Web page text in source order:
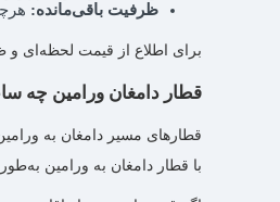
ظرفیت باقی‌مانده:
برای اطلاع از قیمت لحظه‌ای و
قطار دامغان ورامین چه
قطارهای مسیر دامغان به
با قطار دامغان به ورامین به‌طور متوسط ۵ تا ۶ ساعت است و تعداد توقف‌ها و شرایط مسیر می‌تواند باعث